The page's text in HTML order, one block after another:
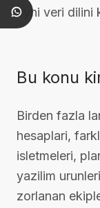
ayni veri dilini
Bu konu
Birden fazla
hesaplari,
isletmeleri,
yazilim
zorlanan